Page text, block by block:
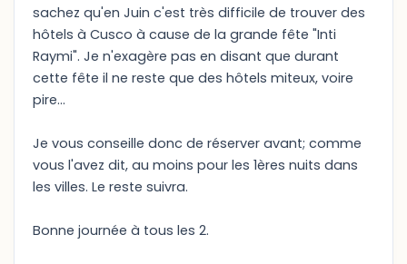
sachez qu'en Juin c'est très difficile de trouver des
hôtels à Cusco à cause de la grande fête "Inti
Raymi". Je n'exagère pas en disant que durant
cette fête il ne reste que des hôtels miteux, voire
pire...
Je vous conseille donc de réserver avant; comme
vous l'avez dit, au moins pour les 1ères nuits dans
les villes. Le reste suivra.
Bonne journée à tous les 2.